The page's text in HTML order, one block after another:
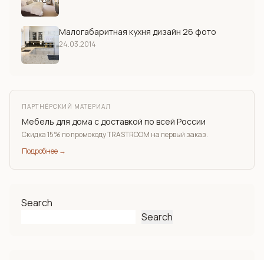
Малогабаритная кухня дизайн 26 фото
24.03.2014
ПАРТНЁРСКИЙ МАТЕРИАЛ
Мебель для дома с доставкой по всей России
Скидка 15% по промокоду TRASTROOM на первый заказ.
Подробнее →
Search
Search